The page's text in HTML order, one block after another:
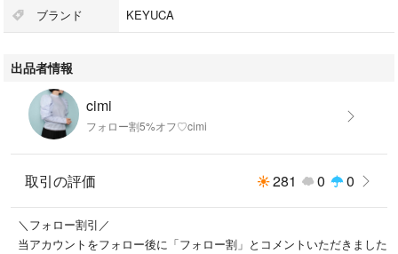
KEYUCA
サイドオープン
◉特徴
ポケット なし
裏地 なし
◉サイズ：F
◉カラー：ブラック
ブランド KEYUCA
出品者情報
cimi
フォロー割5%オフ♡cimi
取引の評価 281 0 0
＼フォロー割引／
当アカウントをフォロー後に「フォロー割」とコメントいただきました